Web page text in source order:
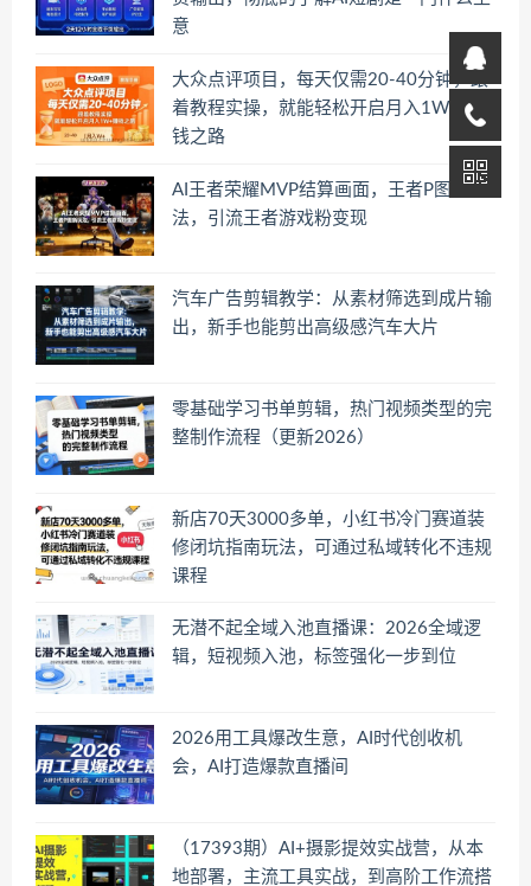
意
大众点评项目，每天仅需20-40分钟，跟
着教程实操，就能轻松开启月入1W+賺
钱之路
AI王者荣耀MVP结算画面，王者P图新玩
法，引流王者游戏粉变现
汽车广告剪辑教学：从素材筛选到成片输
出，新手也能剪出高级感汽车大片
零基础学习书单剪辑，热门视频类型的完
整制作流程（更新2026）
新店70天3000多单，小红书冷门赛道装
修闭坑指南玩法，可通过私域转化不违规
课程
无潜不起全域入池直播课：2026全域逻
辑，短视频入池，标签强化一步到位
2026用工具爆改生意，AI时代创收机
会，AI打造爆款直播间
（17393期）AI+摄影提效实战营，从本
地部署，主流工具实战，到高阶工作流搭